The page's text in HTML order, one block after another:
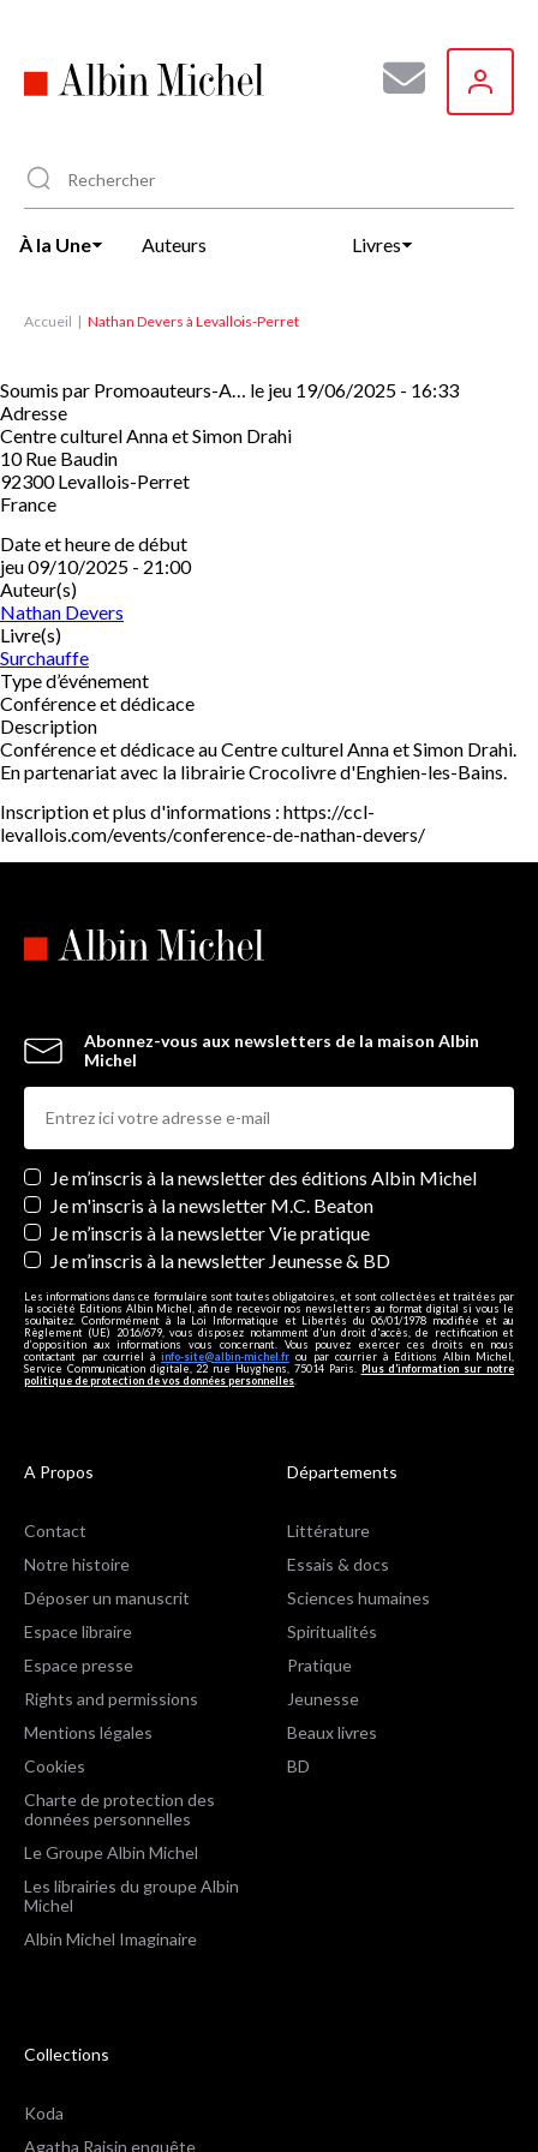
principal
À la Une Auteurs Livres
Accueil Nathan Devers à Levallois-Perret
Soumis par Promoauteurs-A… le jeu 19/06/2025 - 16:33
Adresse
Centre culturel Anna et Simon Drahi
10 Rue Baudin
92300 Levallois-Perret
France
Date et heure de début
jeu 09/10/2025 - 21:00
Auteur(s)
Nathan Devers
Livre(s)
Surchauffe
Type d’événement
Conférence et dédicace
Description
Conférence et dédicace au Centre culturel Anna et Simon Drahi.
En partenariat avec la librairie Crocolivre d'Enghien-les-Bains.
Inscription et plus d'informations : https://ccl-
levallois.com/events/conference-de-nathan-devers/
Abonnez-vous aux newsletters de la maison Albin
Michel
Newsletters
Je m’inscris à la newsletter des éditions Albin Michel
Je m'inscris à la newsletter M.C. Beaton
Je m’inscris à la newsletter Vie pratique
Je m’inscris à la newsletter Jeunesse & BD
Les informations dans ce formulaire sont toutes obligatoires, et sont collectées et traitées par
la société Editions Albin Michel, afin de recevoir nos newsletters au format digital si vous le
souhaitez. Conformément à la Loi Informatique et Libertés du 06/01/1978 modifiée et au
Règlement (UE) 2016/679, vous disposez notamment d'un droit d'accès, de rectification et
d’opposition aux informations vous concernant. Vous pouvez exercer ces droits en nous
contactant par courriel à info-site@albin-michel.fr ou par courrier à Editions Albin Michel,
Service Communication digitale, 22 rue Huyghens, 75014 Paris. Plus d’information sur notre
politique de protection de vos données personnelles
A Propos
Contact
Notre histoire
Déposer un manuscrit
Espace libraire
Espace presse
Rights and permissions
Mentions légales
Cookies
Charte de protection des
données personnelles
Le Groupe Albin Michel
Les librairies du groupe Albin
Michel
Albin Michel Imaginaire
Départements
Littérature
Essais & docs
Sciences humaines
Spiritualités
Pratique
Jeunesse
Beaux livres
BD
Collections
Koda
Agatha Raisin enquête